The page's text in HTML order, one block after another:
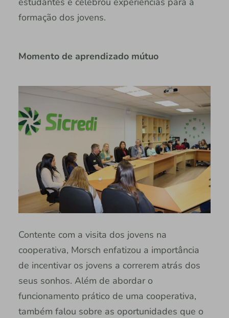
formação dos jovens.
Momento de aprendizado mútuo
Contente com a visita dos jovens na
cooperativa, Morsch enfatizou a importância
de incentivar os jovens a correrem atrás dos
seus sonhos. Além de abordar o
funcionamento prático de uma cooperativa,
também falou sobre as oportunidades que o